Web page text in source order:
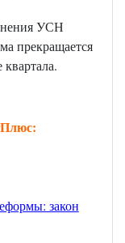
УСН
прекращается
закон